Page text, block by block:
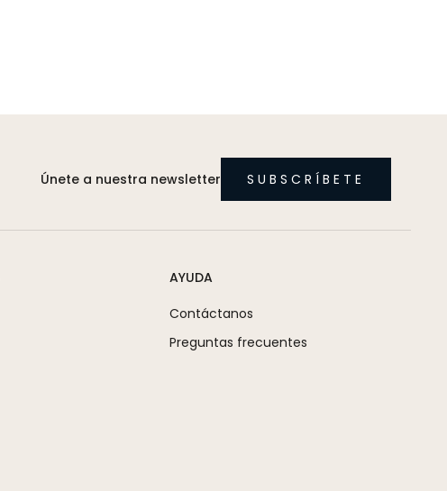
Únete a nuestra newsletter SUBSCRÍBETE
AYUDA
Contáctanos
Preguntas frecuentes